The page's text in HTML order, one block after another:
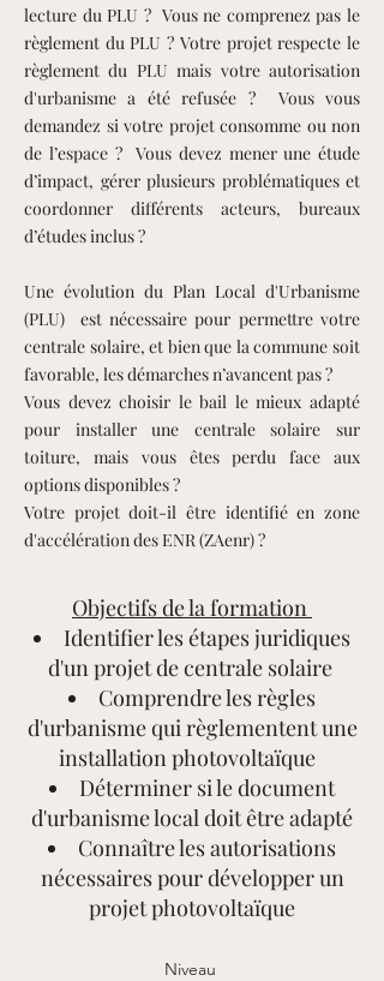
lecture du PLU ? Vous ne comprenez pas le
règlement du PLU ? Votre projet respecte le
règlement du PLU mais votre autorisation
d'urbanisme a été refusée ? Vous vous
demandez si votre projet consomme ou non
de l’espace ? Vous devez mener une étude
d’impact, gérer plusieurs problématiques et
coordonner différents acteurs, bureaux
d’études inclus ?
Une évolution du Plan Local d'Urbanisme
(PLU) est nécessaire pour permettre votre
centrale solaire, et bien que la commune soit
favorable, les démarches n’avancent pas ?
Vous devez choisir le bail le mieux adapté
pour installer une centrale solaire sur
toiture, mais vous êtes perdu face aux
options disponibles ?
Votre projet doit-il être identifié en zone
d'accélération des ENR (ZAenr) ?
Objectifs de la formation
Identifier les étapes juridiques
d'un projet de centrale solaire
Comprendre les règles
d'urbanisme qui règlementent une
installation photovoltaïque
Déterminer si le document
d'urbanisme local doit être adapté
Connaître les autorisations
nécessaires pour développer un
projet photovoltaïque
Niveau